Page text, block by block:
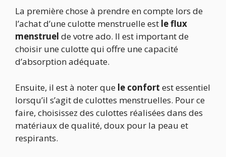
La première chose à prendre en compte lors de
l’achat d’une culotte menstruelle est le flux
menstruel de votre ado. Il est important de
choisir une culotte qui offre une capacité
d’absorption adéquate.
Ensuite, il est à noter que le confort est essentiel
lorsqu’il s’agit de culottes menstruelles. Pour ce
faire, choisissez des culottes réalisées dans des
matériaux de qualité, doux pour la peau et
respirants.